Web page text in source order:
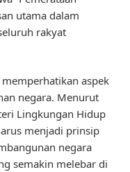
utama dalam
rakyat
aspek
negara. Menurut
Lingkungan Hidup
menjadi prinsip
negara
semakin melebar di